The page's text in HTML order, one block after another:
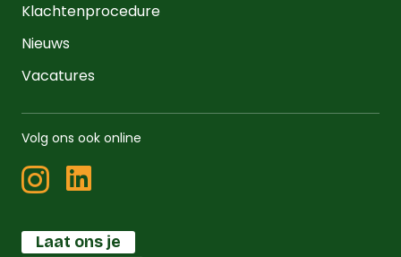
Klachtenprocedure
Nieuws
Vacatures
Volg ons ook online
Laat ons je